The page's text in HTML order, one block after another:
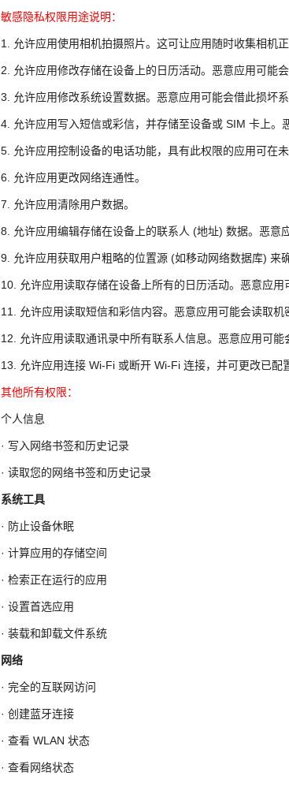
敏感隐私权限用途说明：
1. 允许应用使用相机拍摄照片。这可让应用随时收集相机正
2. 允许应用修改存储在设备上的日历活动。恶意应用可能
3. 允许应用修改系统设置数据。恶意应用可能会借此损坏系
4. 允许应用写入短信或彩信，并存储至设备或 SIM 卡上。
5. 允许应用控制设备的电话功能，具有此权限的应用可在
6. 允许应用更改网络连通性。
7. 允许应用清除用户数据。
8. 允许应用编辑存储在设备上的联系人 (地址) 数据。恶意
9. 允许应用获取用户粗略的位置源 (如移动网络数据库) 来
10. 允许应用读取存储在设备上所有的日历活动。恶意应用
11. 允许应用读取短信和彩信内容。恶意应用可能会读取机
12. 允许应用读取通讯录中所有联系人信息。恶意应用可能
13. 允许应用连接 Wi-Fi 或断开 Wi-Fi 连接，并可更改已配
其他所有权限：
个人信息
· 写入网络书签和历史记录
· 读取您的网络书签和历史记录
系统工具
· 防止设备休眠
· 计算应用的存储空间
· 检索正在运行的应用
· 设置首选应用
· 装载和卸载文件系统
网络
· 完全的互联网访问
· 创建蓝牙连接
· 查看 WLAN 状态
· 查看网络状态